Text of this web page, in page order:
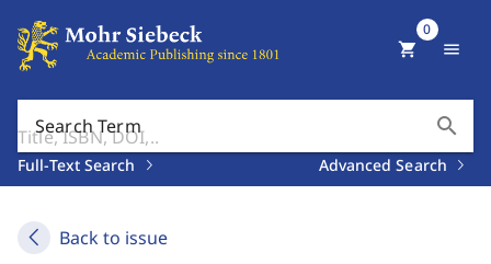
Search Term search
Full-Text Search Advanced Search
shopping_cart
0
menu
Back to issue